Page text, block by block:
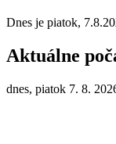
Dnes je piatok,
Aktuálne
dnes, piatok 7. 8.